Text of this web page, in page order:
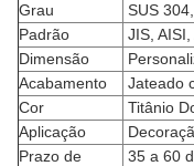
Grau
SUS
Padrão
JIS,
Dimensão
Acabamento
Jateado
Cor
Titânio
Aplicação
Prazo de
35 a 60